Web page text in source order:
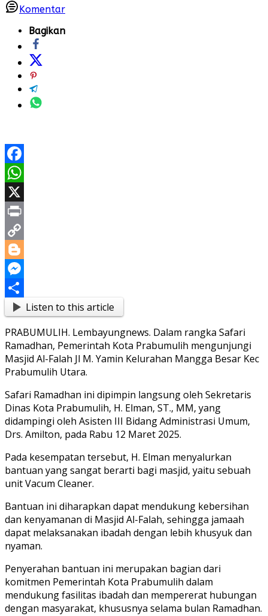
Komentar
Bagikan
Facebook
WhatsApp
X
Print
Copy
Link
Blogger
Messenger
ShareListen to this article
PRABUMULIH. Lembayungnews. Dalam rangka Safari
Ramadhan, Pemerintah Kota Prabumulih mengunjungi
Masjid Al-Falah Jl M. Yamin Kelurahan Mangga Besar Kec
Prabumulih Utara.
Safari Ramadhan ini dipimpin langsung oleh Sekretaris
Dinas Kota Prabumulih, H. Elman, ST., MM, yang
didampingi oleh Asisten III Bidang Administrasi Umum,
Drs. Amilton, pada Rabu 12 Maret 2025.
Pada kesempatan tersebut, H. Elman menyalurkan
bantuan yang sangat berarti bagi masjid, yaitu sebuah
unit Vacum Cleaner.
Bantuan ini diharapkan dapat mendukung kebersihan
dan kenyamanan di Masjid Al-Falah, sehingga jamaah
dapat melaksanakan ibadah dengan lebih khusyuk dan
nyaman.
Penyerahan bantuan ini merupakan bagian dari
komitmen Pemerintah Kota Prabumulih dalam
mendukung fasilitas ibadah dan mempererat hubungan
dengan masyarakat, khususnya selama bulan Ramadhan.